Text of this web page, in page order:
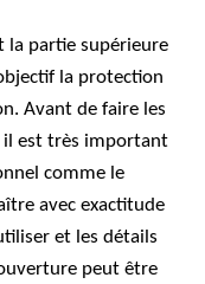
la partie supérieure
la protection
Avant de faire les
il est très important
comme le
avec exactitude
et les détails
peut être